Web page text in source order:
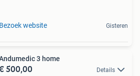
Bezoek website Gisteren
3 home
500,00 Details